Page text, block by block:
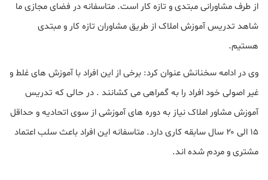
از طرف مشاورانی مبتدی و تازه کار است. متاسفانه در فضای مجازی ما
شاهد تدریس آموزش املاک از طریق مشاوران تازه کار و مبتدی
هستیم.
وی در ادامه سخنانش عنوان کرد: برخی از این افراد با آموزش های غلط و
غیر اصولی خود افراد را به گمراهی می کشانند . در حالی که تدریس
آموزش مشاور املاک نیاز به دوره های آموزشی از سوی اتحادیه و حداقل
۱۵ الی ۲۰ سال سابقه کاری دارد. متاسفانه این افراد باعث سلب اعتماد
مشتری و مردم شده اند.